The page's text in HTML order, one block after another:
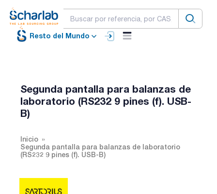
Resto del Mundo
Segunda pantalla para balanzas de
laboratorio (RS232 9 pines (f). USB-
B)
Inicio
Segunda pantalla para balanzas de laboratorio
(RS232 9 pines (f). USB-B)